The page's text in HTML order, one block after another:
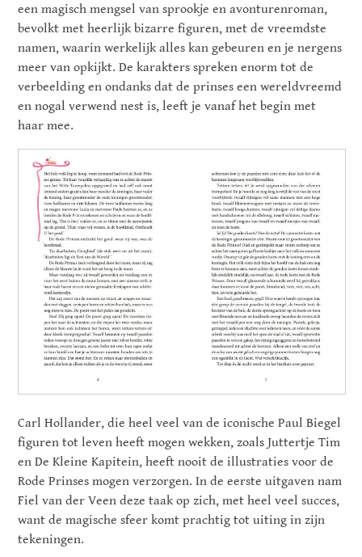
een magisch mengsel van sprookje en avonturenroman,
bevolkt met heerlijk bizarre figuren, met de vreemdste
namen, waarin werkelijk alles kan gebeuren en je nergens
meer van opkijkt. De karakters spreken enorm tot de
verbeelding en ondanks dat de prinses een wereldvreemd
en nogal verwend nest is, leeft je vanaf het begin met
haar mee.
Carl Hollander, die heel veel van de iconische Paul Biegel
figuren tot leven heeft mogen wekken, zoals Juttertje Tim
en De Kleine Kapitein, heeft nooit de illustraties voor de
Rode Prinses mogen verzorgen. In de eerste uitgaven nam
Fiel van der Veen deze taak op zich, met heel veel succes,
want de magische sfeer komt prachtig tot uiting in zijn
tekeningen.